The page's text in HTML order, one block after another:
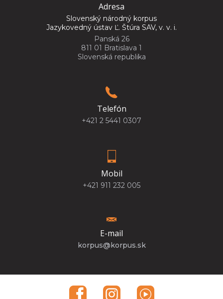
Adresa
Slovenský národný korpus
Jazykovedný ústav Ľ. Štúra SAV, v. v. i.
Panská 26
811 01 Bratislava 1
Slovenská republika
Telefón
+421 2 5441 0307
Mobil
+421 911 232 005
E-mail
korpus@korpus.sk